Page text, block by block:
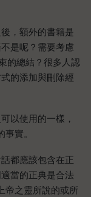
，額外的書籍是
是呢？需要考慮
的總結？很多人認
的添加與刪除經
以使用的一樣，
實。
都應該包含在正
當的正典是合法
帝之靈所說的或所